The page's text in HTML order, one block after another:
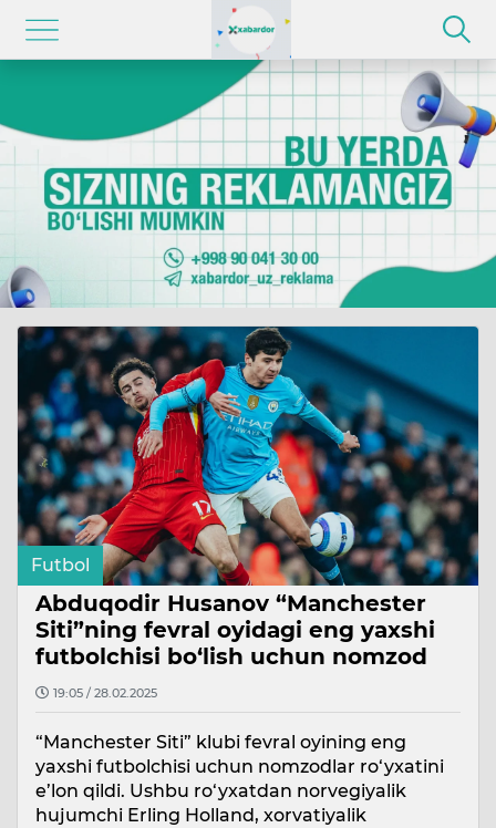
Futbol
Abduqodir Husanov “Manchester
Siti”ning fevral oyidagi eng yaxshi
futbolchisi bo‘lish uchun nomzod
19:05 / 28.02.2025
“Manchester Siti” klubi fevral oyining eng
yaxshi futbolchisi uchun nomzodlar ro‘yxatini
e’lon qildi. Ushbu ro‘yxatdan norvegiyalik
hujumchi Erling Holland, xorvatiyalik